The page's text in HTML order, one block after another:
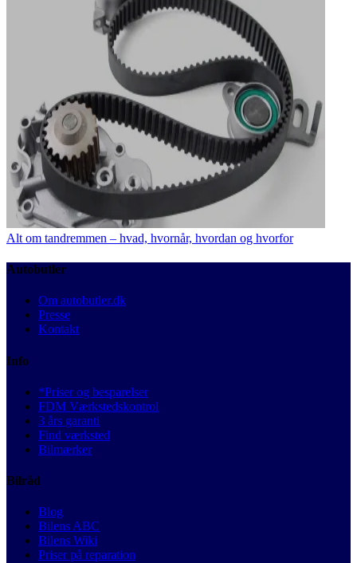
Alt om tandremmen – hvad, hvornår, hvordan og hvorfor
Autobutler
Om autobutler.dk
Presse
Kontakt
Info
*Priser og besparelser
FDM Værkstedskontrol
3 års garanti
Find værksted
Bilmærker
Bilråd
Blog
Bilens ABC
Bilens Wiki
Priser på reparation